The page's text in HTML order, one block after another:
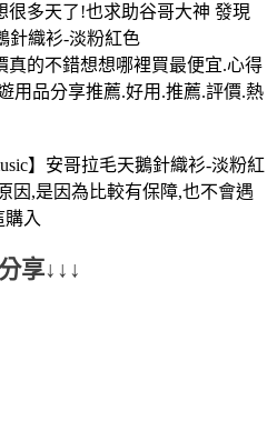
很多天了!也求助谷哥大神 發現
針織衫-淡粉紅色
真的不錯想想哪裡買最便宜.心得
用品分享推薦.好用.推薦.評價.熱
】安哥拉毛天鵝針織衫-淡粉紅
因,是因為比較有保障,也不會遇
入
享↓↓↓